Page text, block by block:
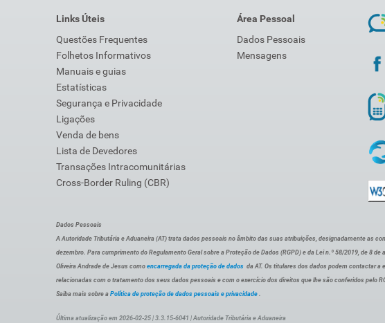
Links Úteis
Questões Frequentes
Folhetos Informativos
Manuais e guias
Estatísticas
Segurança e Privacidade
Ligações
Venda de bens
Lista de Devedores
Transações Intracomunitárias
Cross-Border Ruling (CBR)
Área Pessoal
Dados Pessoais
Mensagens
Dados Pessoais
A Autoridade Tributária e Aduaneira (AT) trata dados pessoais no âmbito das suas atribuições, designadamente as
dezembro. Para cumprimento do Regulamento Geral sobre a Proteção de Dados (RGPD) e da Lei n.º 58/2019, de 8
Oliveira Andrade de Jesus como encarregada da proteção de dados da AT. Os titulares dos dados podem contactar a
relacionadas com o tratamento dos seus dados pessoais e com o exercício dos direitos que lhe são conferidos pelo
Saiba mais sobre a Política de proteção de dados pessoais e privacidade .
Última atualização em 2026-02-25 | 3.3.15-6041 | Autoridade Tributária e Aduaneira